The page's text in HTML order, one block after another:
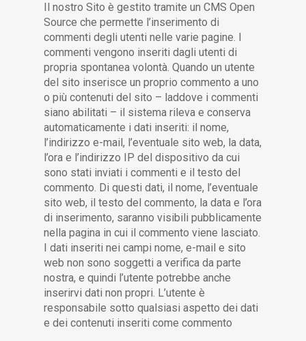
Il nostro Sito è gestito tramite un CMS Open
Source che permette l’inserimento di
commenti degli utenti nelle varie pagine. I
commenti vengono inseriti dagli utenti di
propria spontanea volontà. Quando un utente
del sito inserisce un proprio commento a uno
o più contenuti del sito – laddove i commenti
siano abilitati – il sistema rileva e conserva
automaticamente i dati inseriti: il nome,
l’indirizzo e-mail, l’eventuale sito web, la data,
l’ora e l’indirizzo IP del dispositivo da cui
sono stati inviati i commenti e il testo del
commento. Di questi dati, il nome, l’eventuale
sito web, il testo del commento, la data e l’ora
di inserimento, saranno visibili pubblicamente
nella pagina in cui il commento viene lasciato.
I dati inseriti nei campi nome, e-mail e sito
web non sono soggetti a verifica da parte
nostra, e quindi l’utente potrebbe anche
inserirvi dati non propri. L’utente è
responsabile sotto qualsiasi aspetto dei dati
e dei contenuti inseriti come commento